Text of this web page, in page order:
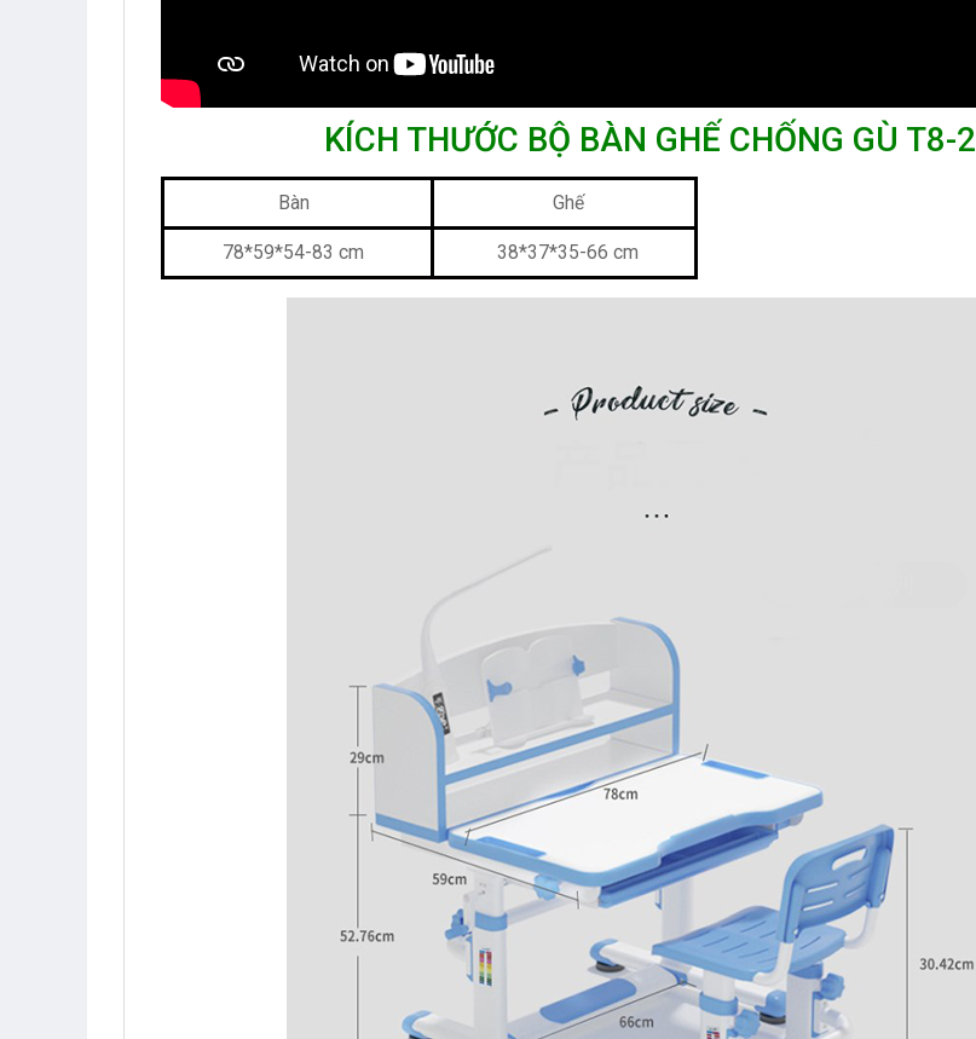
KÍCH THƯỚC BỘ BÀN GHẾ CHỐNG GÙ T8-2
Bàn Ghế
78*59*54-83 cm 38*37*35-66 cm